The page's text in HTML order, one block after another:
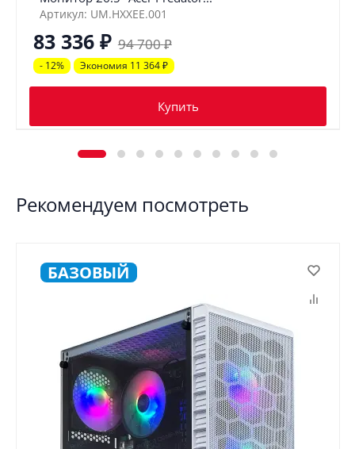
Артикул: UM.HXXEE.001
83 336 ₽ 94 700₽
- 12% Экономия 11 364₽
Купить
Рекомендуем посмотреть
БАЗОВЫЙ